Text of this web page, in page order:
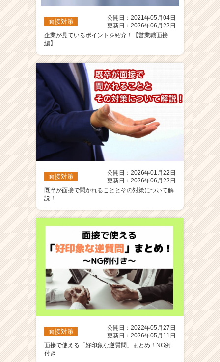
チ
ャ
ア
（C
h
e
e
r
a
面接対策
公開日：2021年05月04日
更新日：2026年06月22日
企業が見ているポイントを紹介！【営業職面接
編】
面接対策
公開日：2026年01月22日
更新日：2026年06月22日
既卒が面接で聞かれることとその対策について解
説！
面接対策
公開日：2022年05月27日
更新日：2026年05月11日
面接で使える「好印象な逆質問」まとめ！NG例
付き